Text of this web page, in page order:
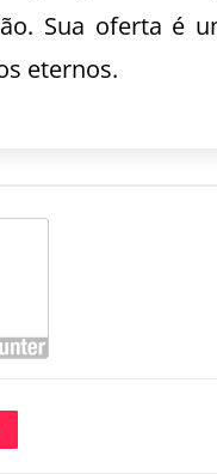
Sua oferta é
eternos.